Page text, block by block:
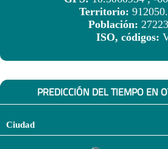
Territorio:
Población:
ISO, códigos:
PREDICCIÓN DEL TIEMPO EN
Ciudad